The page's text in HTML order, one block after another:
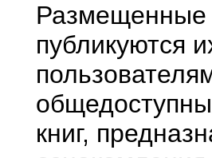
Размещенные
публикуются
книг,